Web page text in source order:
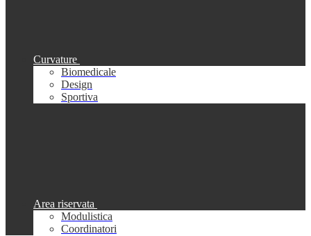
Curvature
Biomedicale
Design
Sportiva
Area riservata
Modulistica
Coordinatori